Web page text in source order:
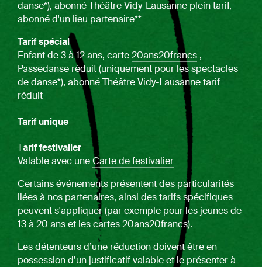
danse*), abonné Théâtre Vidy-Lausanne plein tarif,
abonné d'un lieu partenaire**
Tarif spécial
Enfant de 3 à 12 ans, carte20ans20francs ,
Passedanse réduit (uniquement pour les spectacles
de danse*), abonné Théâtre Vidy-Lausanne tarif
réduit
Tarif unique
Tarif festivalier
Valable avec uneCarte de festivalier
Certains événements présentent des particularités
liées à nos partenaires, ainsi des tarifs spécifiques
peuvent s'appliquer (par exemple pour les jeunes de
13 à 20 ans et les cartes 20ans20francs).
Les détenteurs d’une réduction doivent être en
possession d’un justificatif valable et le présenter à